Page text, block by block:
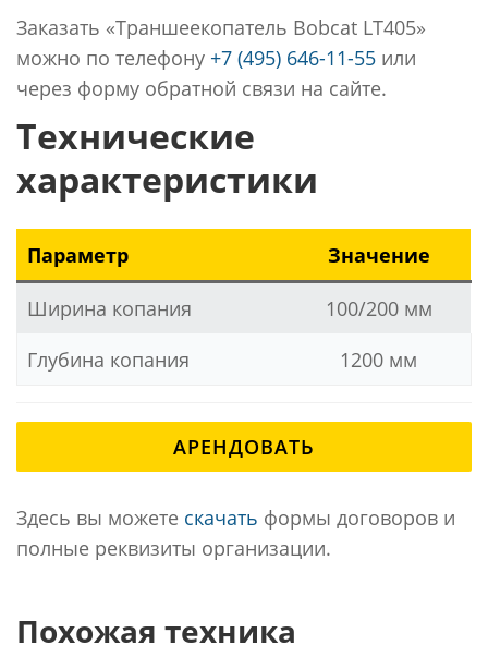
Заказать «Траншеекопатель Bobcat LT405»
можно по телефону +7 (495) 646-11-55 или
через форму обратной связи на сайте.
Технические
характеристики
Параметр Значение
Ширина копания
100/200 мм
Глубина копания
1200 мм
АРЕНДОВАТЬ
Здесь вы можете скачать формы договоров и
полные реквизиты организации.
Похожая техника